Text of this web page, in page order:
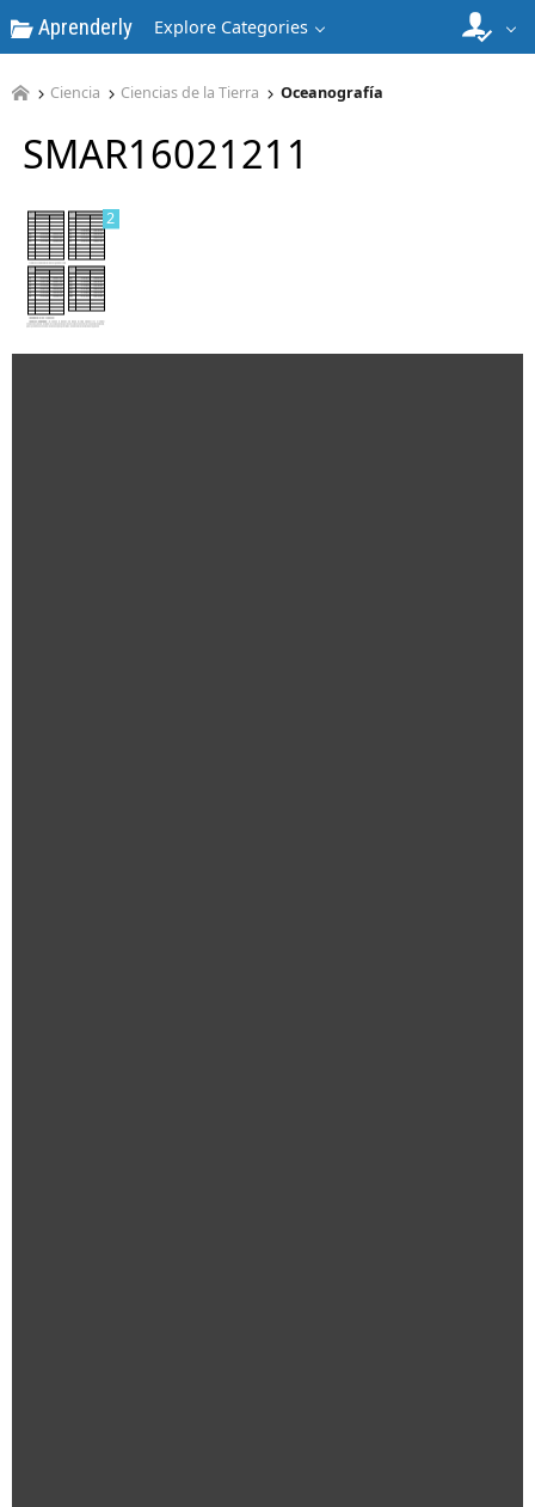
Aprenderly Explore Categories
Ciencia Ciencias de la Tierra Oceanografía
SMAR16021211
2